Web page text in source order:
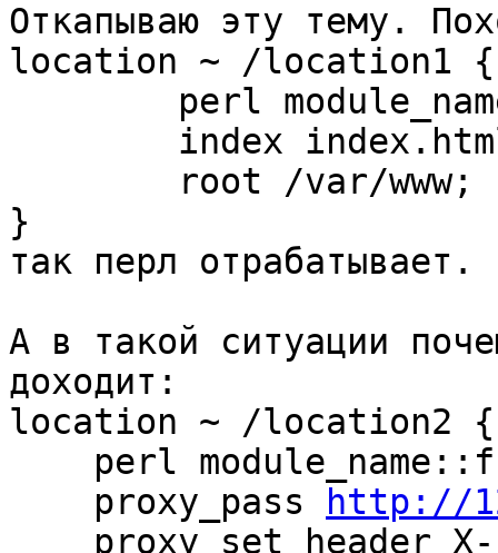
Откапываю эту тему.
location ~ /location1 {
}
так перл отрабатывает.
А в такой ситуации
доходит:
location ~ /location2 {
    proxy_pass
http://